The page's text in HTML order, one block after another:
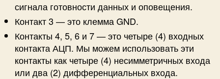
сигнала готовности данных и оповещения.
Контакт 3 — это клемма GND.
Контакты 4, 5, 6 и 7 — это четыре (4) входных
контакта АЦП. Мы можем использовать эти
контакты как четыре (4) несимметричных входа
или два (2) дифференциальных входа.